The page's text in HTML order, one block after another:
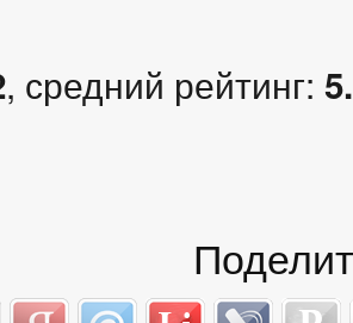
, средний рейтинг: